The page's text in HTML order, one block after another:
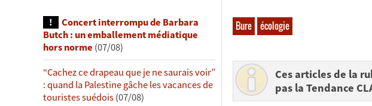
Concert interrompu de Barbara
Butch : un emballement médiatique
hors norme (07/08)
“Cachez ce drapeau que je ne saurais voir”
: quand la Palestine gâche les vacances de
touristes suédois(07/08)
Bure écologie
Ces articles de la
pas la Tendance